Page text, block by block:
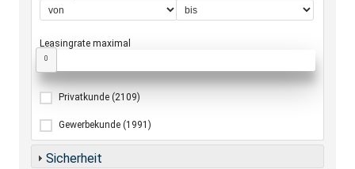
Leasingrate maximal
0
Privatkunde (2109)
Gewerbekunde (1991)
Sicherheit